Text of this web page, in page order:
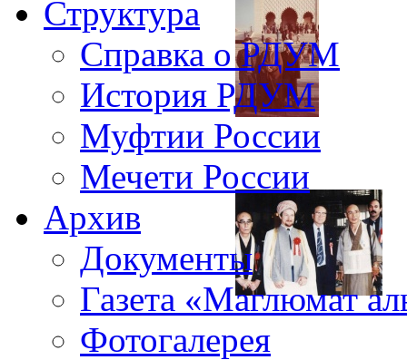
Структура
Справка о РДУМ
История РДУМ
Муфтии России
Мечети России
Архив
Документы
Газета «Маглюмат
Фотогалерея